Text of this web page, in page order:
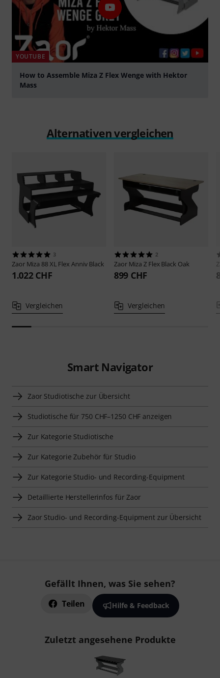
YOUTUBE
How to Assemble Miza Z Flex Wenge with Hektor
Mass
Alternativen vergleichen
3
Zaor Miza 88 XL Flex Anniv Black
1.022 CHF
Vergleichen
2
Zaor Miza Z Flex Black Oak
899 CHF
Vergleichen
Smart Navigator
Zaor Studiotische zur Übersicht
Studiotische für 750 CHF–1250 CHF anzeigen
Zur Kategorie Studiotische
Zur Kategorie Zubehör für Studio
Zur Kategorie Studio- und Recording-Equipment
Detaillierte Herstellerinfos für Zaor
Zaor Studio- und Recording-Equipment zur Übersicht
Gefällt Ihnen, was Sie sehen?
Teilen Hilfe & Feedback
Zuletzt angesehene Produkte